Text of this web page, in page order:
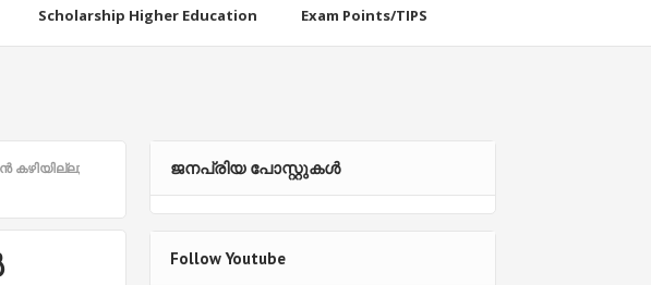
Scholarship Higher Education Exam Points/TIPS
കഴിയില്ല;
ജനപ്രിയ പോസ്റ്റുകള്‍‌
Follow Youtube